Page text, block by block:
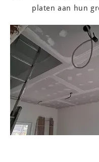
platen aan hun